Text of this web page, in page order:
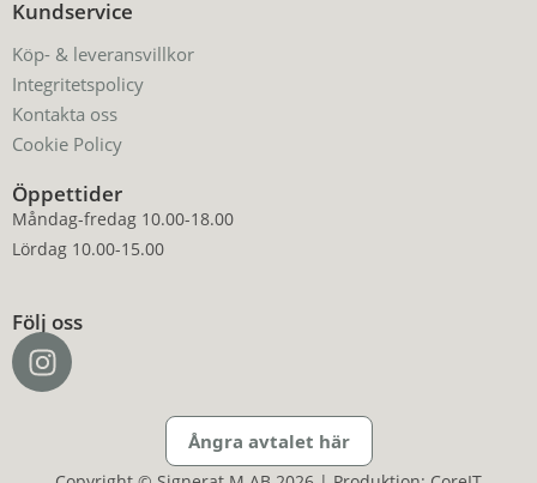
Kundservice
Köp- & leveransvillkor
Integritetspolicy
Kontakta oss
Cookie Policy
Öppettider
Måndag-fredag 10.00-18.00
Lördag 10.00-15.00
Följ oss
Ångra avtalet här